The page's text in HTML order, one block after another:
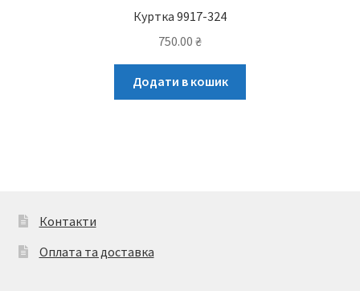
Куртка 9917-324
750.00 ₴
Додати в кошик
Контакти
Оплата та доставка